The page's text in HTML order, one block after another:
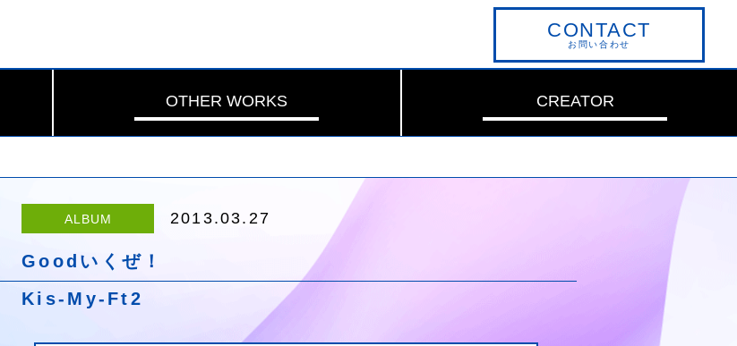
CONTACT
お問い合わせ
OTHER WORKS CREATOR
ALBUM 2013.03.27
Goodいくぜ！
Kis-My-Ft2